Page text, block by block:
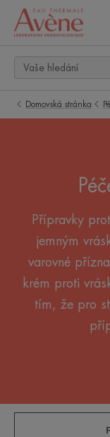
Domovská stránka
Přípravky
jemným
varovné
krém proti
tím, že pro